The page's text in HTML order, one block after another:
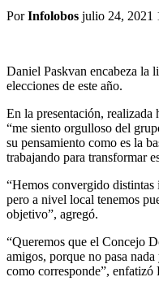
PorInfolobos julio 24, 2021
Daniel Paskvan encabeza la
elecciones de este año.
En la presentación,
“me siento orgulloso del
su pensamiento como es la
trabajando para transformar
“Hemos convergido
pero a nivel local tenemos
objetivo”, agregó.
“Queremos que el Concejo
amigos, porque no pasa
como corresponde”, enfatizó